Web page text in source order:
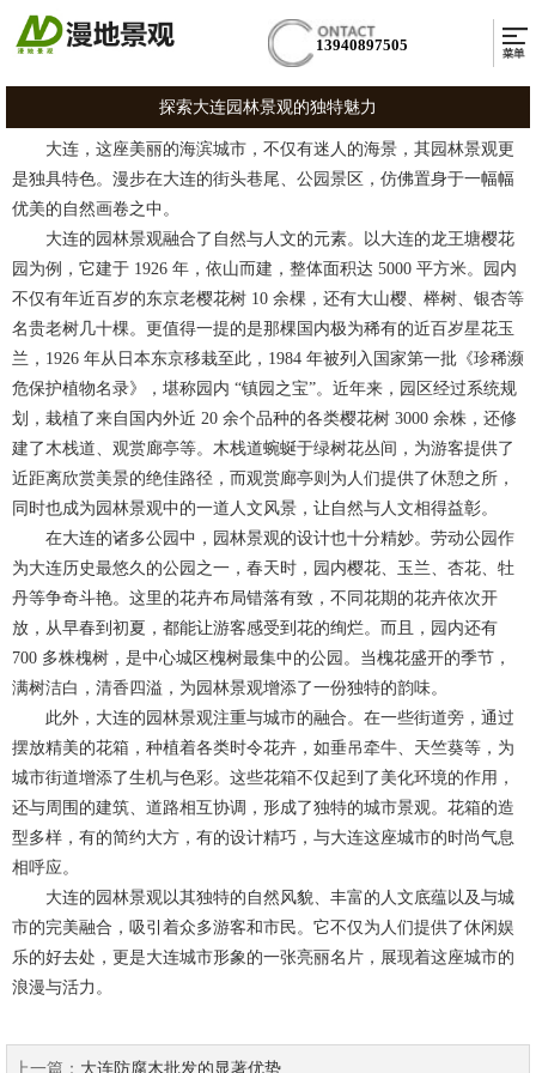
13940897505
探索大连园林景观的独特魅力
大连，这座美丽的海滨城市，不仅有迷人的海景，其园林景观更
是独具特色。漫步在大连的街头巷尾、公园景区，仿佛置身于一幅幅
优美的自然画卷之中。
大连的园林景观融合了自然与人文的元素。以大连的龙王塘樱花
园为例，它建于 1926 年，依山而建，整体面积达 5000 平方米。园内
不仅有年近百岁的东京老樱花树 10 余棵，还有大山樱、榉树、银杏等
名贵老树几十棵。更值得一提的是那棵国内极为稀有的近百岁星花玉
兰，1926 年从日本东京移栽至此，1984 年被列入国家第一批《珍稀濒
危保护植物名录》，堪称园内 “镇园之宝”。近年来，园区经过系统规
划，栽植了来自国内外近 20 余个品种的各类樱花树 3000 余株，还修
建了木栈道、观赏廊亭等。木栈道蜿蜒于绿树花丛间，为游客提供了
近距离欣赏美景的绝佳路径，而观赏廊亭则为人们提供了休憩之所，
同时也成为园林景观中的一道人文风景，让自然与人文相得益彰。
在大连的诸多公园中，园林景观的设计也十分精妙。劳动公园作
为大连历史最悠久的公园之一，春天时，园内樱花、玉兰、杏花、牡
丹等争奇斗艳。这里的花卉布局错落有致，不同花期的花卉依次开
放，从早春到初夏，都能让游客感受到花的绚烂。而且，园内还有
700 多株槐树，是中心城区槐树最集中的公园。当槐花盛开的季节，
满树洁白，清香四溢，为园林景观增添了一份独特的韵味。
此外，大连的园林景观注重与城市的融合。在一些街道旁，通过
摆放精美的花箱，种植着各类时令花卉，如垂吊牵牛、天竺葵等，为
城市街道增添了生机与色彩。这些花箱不仅起到了美化环境的作用，
还与周围的建筑、道路相互协调，形成了独特的城市景观。花箱的造
型多样，有的简约大方，有的设计精巧，与大连这座城市的时尚气息
相呼应。
大连的园林景观以其独特的自然风貌、丰富的人文底蕴以及与城
市的完美融合，吸引着众多游客和市民。它不仅为人们提供了休闲娱
乐的好去处，更是大连城市形象的一张亮丽名片，展现着这座城市的
浪漫与活力。
上一篇： 大连防腐木批发的显著优势...